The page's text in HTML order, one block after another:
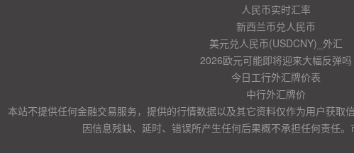
人民币实时汇率
新西兰币兑人民币
美元兑人民币(USDCNY)_外汇
2026欧元可能即将迎来大幅反弹吗
今日工行外汇牌价表
中行外汇牌价
本站不提供任何金融交易服务，提供的行情数据以及其它资料仅作为用户获取
因信息残缺、延时、错误所产生任何后果概不承担任何责任。